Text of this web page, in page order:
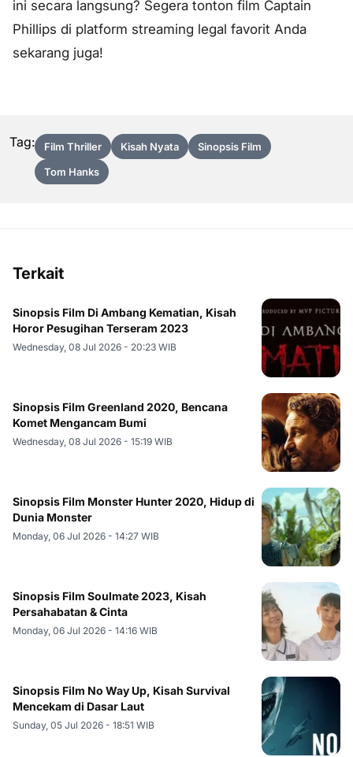
ini secara langsung? Segera tonton film Captain
Phillips di platform streaming legal favorit Anda
sekarang juga!
Tag: Film Thriller Kisah Nyata
Sinopsis Film
Tom Hanks
Terkait
Sinopsis Film Di Ambang Kematian, Kisah
Horor Pesugihan Terseram 2023
Wednesday, 08 Jul 2026 - 20:23 WIB
Sinopsis Film Greenland 2020, Bencana
Komet Mengancam Bumi
Wednesday, 08 Jul 2026 - 15:19 WIB
Sinopsis Film Monster Hunter 2020, Hidup di
Dunia Monster
Monday, 06 Jul 2026 - 14:27 WIB
Sinopsis Film Soulmate 2023, Kisah
Persahabatan & Cinta
Monday, 06 Jul 2026 - 14:16 WIB
Sinopsis Film No Way Up, Kisah Survival
Mencekam di Dasar Laut
Sunday, 05 Jul 2026 - 18:51 WIB